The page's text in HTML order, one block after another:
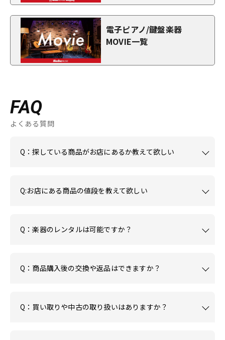
電子ピアノ/鍵盤楽器
MOVIE一覧
FAQ
よくある質問
Q：探している商品がお店にあるか教えて欲しい
Q:お店にある商品の値段を教えて欲しい
Q：楽器のレンタルは可能ですか？
Q：商品購入後の交換や返品はできますか？
Q：買い取りや中古の取り扱いはありますか？